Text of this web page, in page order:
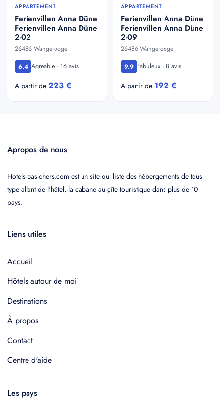
APPARTEMENT
Ferienvillen Anna Düne
Ferienvillen Anna Düne
2-02
26486 Wangerooge
6,4 Agreable · 16 avis
A partir de 223 €
APPARTEMENT
Ferienvillen Anna Düne
Ferienvillen Anna Düne
2-09
26486 Wangerooge
9,9 Fabuleux · 8 avis
A partir de 192 €
Apropos de nous
Hotels-pas-chers.com est un site qui liste des hébergements de tous
type allant de l'hôtel, la cabane au gîte touristique dans plus de 10
pays.
Liens utiles
Accueil
Hôtels autour de moi
Destinations
À propos
Contact
Centre d'aide
Les pays